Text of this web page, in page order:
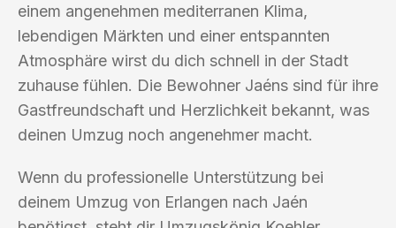
einem angenehmen mediterranen Klima,
lebendigen Märkten und einer entspannten
Atmosphäre wirst du dich schnell in der Stadt
zuhause fühlen. Die Bewohner Jaéns sind für ihre
Gastfreundschaft und Herzlichkeit bekannt, was
deinen Umzug noch angenehmer macht.
Wenn du professionelle Unterstützung bei
deinem Umzug von Erlangen nach Jaén